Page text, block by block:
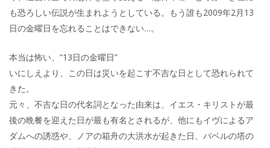
も恐ろしい伝説が生まれようとしている。もう誰も2009年2月13
日の金曜日を忘れることはできない…。
本当は怖い、“13日の金曜日”
いにしえより、この日は災いを起こす不吉な日として恐れられて
きた。
元々、不吉な日の代名詞となった由来は、イエス・キリストが最
後の晩餐を迎えた日が最も有名とされるが、他にもイヴによるア
ダムへの誘惑や、ノアの箱舟の大洪水が起きた日、バベルの塔の